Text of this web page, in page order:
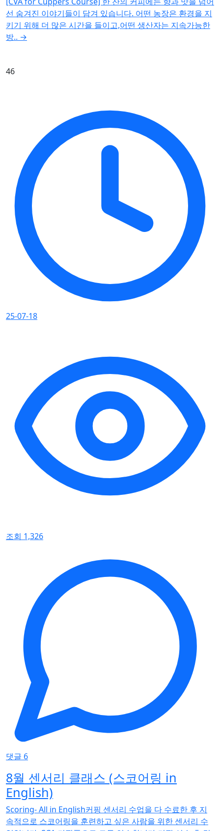
선 숨겨진 이야기들이 담겨 있습니다. 어떤 농장은 환경을 지
키기 위해 더 많은 시간을 들이고,어떤 생산자는 지속가능한
방.. →
46
25-07-18
조회 1,326
댓글 6
8월 센서리 클래스 (스코어링 in
English)
Scoring- All in English커핑 센서리 수업을 다 수료한 후 지
속적으로 스코어링을 훈련하고 싶은 사람을 위한 센서리 수